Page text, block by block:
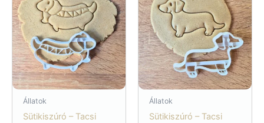
Állatok
Sütikiszúró – Tacsi
Állatok
Sütikiszúró – Tacsi